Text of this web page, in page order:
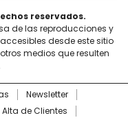
reservados.
de las reproducciones y
desde este sitio
medios que resulten
Newsletter
Alta de Clientes